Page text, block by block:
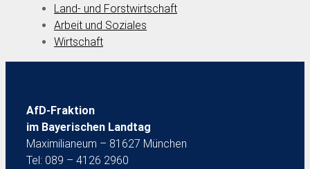
Land- und Forstwirtschaft
Arbeit und Soziales
Wirtschaft
AfD-Fraktion
im Bayerischen Landtag
Maximilianeum – 81627 München
Tel: 089 – 4126 2960